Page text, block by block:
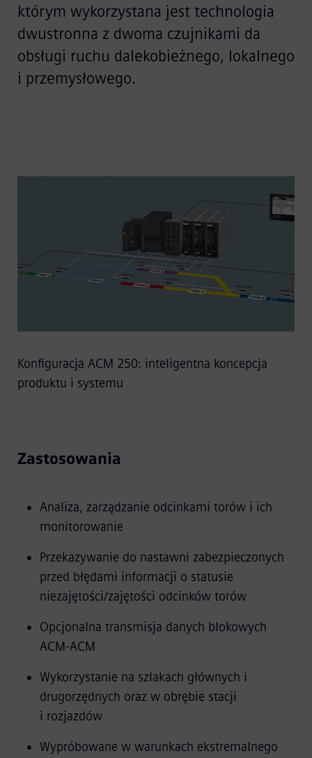
którym wykorzystana jest technologia
dwustronna z dwoma czujnikami da
obsługi ruchu dalekobieżnego, lokalnego
i przemysłowego.
Konfiguracja ACM 250: inteligentna koncepcja
produktu i systemu
Zastosowania
Analiza, zarządzanie odcinkami torów i ich
monitorowanie
Przekazywanie do nastawni zabezpieczonych
przed błędami informacji o statusie
niezajętości/zajętości odcinków torów
Opcjonalna transmisja danych blokowych
ACM-ACM
Wykorzystanie na szlakach głównych i
drugorzędnych oraz w obrębie stacji
i rozjazdów
Wypróbowane w warunkach ekstremalnego